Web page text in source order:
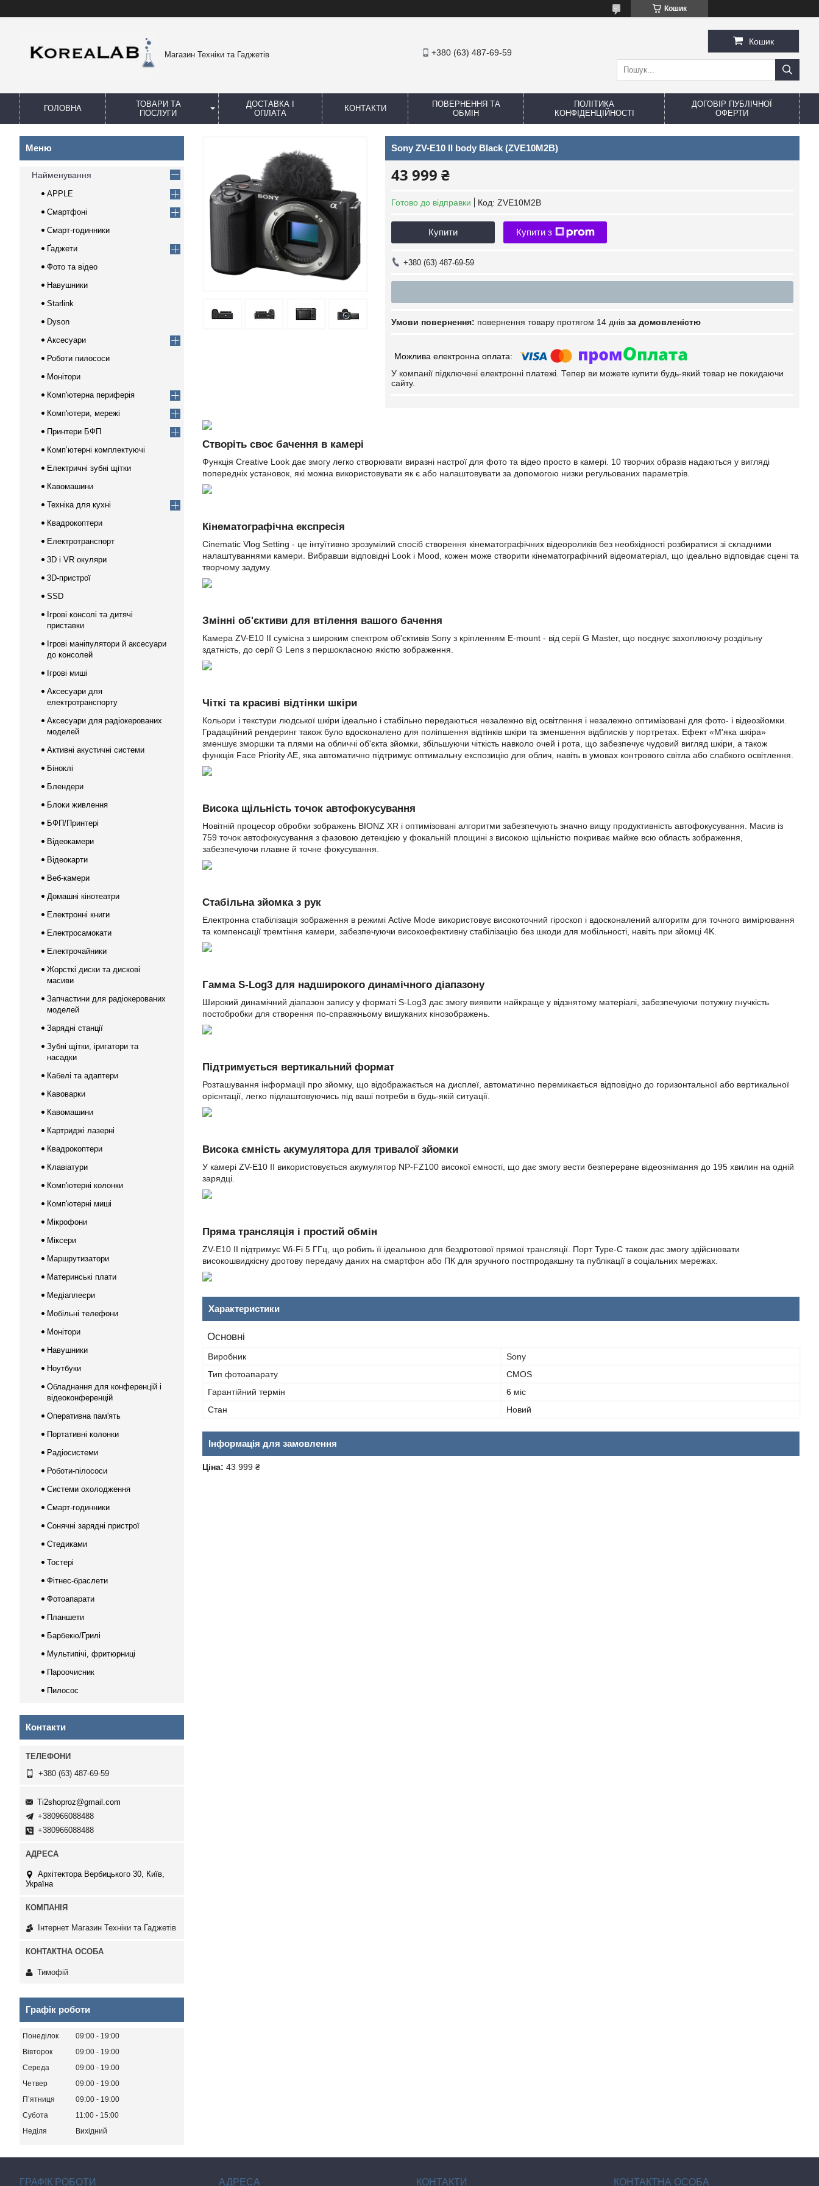
Кошик
Магазин Техніки та Гаджетів +380 (63) 487-69-59
Кошик
ГОЛОВНА
ТОВАРИ ТА
ПОСЛУГИ
ДОСТАВКА І
ОПЛАТА
КОНТАКТИ
ПОВЕРНЕННЯ ТА
ОБМІН
ПОЛІТИКА
КОНФІДЕНЦІЙНОСТІ
ДОГОВІР ПУБЛІЧНОЇ
ОФЕРТИ
Sony ZV-E10 II body Black (ZVE10M2B)
43 999 ₴
Готово до відправки Код: ZVE10M2B
Купити Купити з
+380 (63) 487-69-59
повернення товару протягом 14 днів за домовленістю
У компанії підключені електронні платежі. Тепер ви можете купити будь-який товар не покидаючи
сайту.
Створіть своє бачення в камері
Функція Creative Look дає змогу легко створювати виразні настрої для фото та відео просто в камері. 10 творчих образів надаються у вигляді
попередніх установок, які можна використовувати як є або налаштовувати за допомогою низки регульованих параметрів.
Кінематографічна експресія
Cinematic Vlog Setting - це інтуїтивно зрозумілий спосіб створення кінематографічних відеороликів без необхідності розбиратися зі складними
налаштуваннями камери. Вибравши відповідні Look і Mood, кожен може створити кінематографічний відеоматеріал, що ідеально відповідає сцені та
творчому задуму.
Змінні об'єктиви для втілення вашого бачення
Камера ZV-E10 II сумісна з широким спектром об'єктивів Sony з кріпленням E-mount - від серії G Master, що поєднує захоплюючу роздільну
здатність, до серії G Lens з першокласною якістю зображення.
Чіткі та красиві відтінки шкіри
Кольори і текстури людської шкіри ідеально і стабільно передаються незалежно від освітлення і незалежно оптимізовані для фото- і відеозйомки.
Градаційний рендеринг також було вдосконалено для поліпшення відтінків шкіри та зменшення відблисків у портретах. Ефект «М'яка шкіра»
зменшує зморшки та плями на обличчі об'єкта зйомки, збільшуючи чіткість навколо очей і рота, що забезпечує чудовий вигляд шкіри, а також
функція Face Priority AE, яка автоматично підтримує оптимальну експозицію для облич, навіть в умовах контрового світла або слабкого освітлення.
Висока щільність точок автофокусування
Новітній процесор обробки зображень BIONZ XR і оптимізовані алгоритми забезпечують значно вищу продуктивність автофокусування. Масив із
759 точок автофокусування з фазовою детекцією у фокальній площині з високою щільністю покриває майже всю область зображення,
забезпечуючи плавне й точне фокусування.
Стабільна зйомка з рук
Електронна стабілізація зображення в режимі Active Mode використовує високоточний гіроскоп і вдосконалений алгоритм для точного вимірювання
та компенсації тремтіння камери, забезпечуючи високоефективну стабілізацію без шкоди для мобільності, навіть при зйомці 4K.
Гамма S-Log3 для надширокого динамічного діапазону
Широкий динамічний діапазон запису у форматі S-Log3 дає змогу виявити найкраще у відзнятому матеріалі, забезпечуючи потужну гнучкість
постобробки для створення по-справжньому вишуканих кінозображень.
Підтримується вертикальний формат
Розташування інформації про зйомку, що відображається на дисплеї, автоматично перемикається відповідно до горизонтальної або вертикальної
орієнтації, легко підлаштовуючись під ваші потреби в будь-якій ситуації.
Висока ємність акумулятора для тривалої зйомки
У камері ZV-E10 II використовується акумулятор NP-FZ100 високої ємності, що дає змогу вести безперервне відеознімання до 195 хвилин на одній
зарядці.
Пряма трансляція і простий обмін
ZV-E10 II підтримує Wi-Fi 5 ГГц, що робить її ідеальною для бездротової прямої трансляції. Порт Type-C також дає змогу здійснювати
високошвидкісну дротову передачу даних на смартфон або ПК для зручного постпродакшну та публікації в соціальних мережах.
Характеристики
Основні
Виробник
Sony
Тип фотоапарату
CMOS
Гарантійний термін
6 міс
Стан
Новий
Інформація для замовлення
Ціна: 43 999 ₴
Найменування
APPLE
Смартфоні
Смарт-годинники
Ґаджети
Фото та відео
Навушники
Starlink
Dyson
Аксесуари
Роботи пилососи
Монітори
Комп'ютерна периферія
Комп'ютери, мережі
Принтери БФП
Компʼютерні комплектуючі
Електричні зубні щітки
Кавомашини
Техніка для кухні
Квадрокоптери
Електротранспорт
3D і VR окуляри
3D-пристрої
SSD
Ігрові консолі та дитячі
приставки
Ігрові маніпулятори й аксесуари
до консолей
Ігрові миші
Аксесуари для
електротранспорту
Аксесуари для радіокерованих
моделей
Активні акустичні системи
Біноклі
Блендери
Блоки живлення
БФП/Принтері
Відеокамери
Відеокарти
Веб-камери
Домашні кінотеатри
Електронні книги
Електросамокати
Електрочайники
Жорсткі диски та дискові
масиви
Запчастини для радіокерованих
моделей
Зарядні станції
Зубні щітки, іригатори та
насадки
Кабелі та адаптери
Кавоварки
Кавомашини
Картриджі лазерні
Квадрокоптери
Клавіатури
Комп'ютерні колонки
Комп'ютерні миші
Мікрофони
Міксери
Маршрутизатори
Материнські плати
Медіаплеєри
Мобільні телефони
Монітори
Навушники
Ноутбуки
Обладнання для конференцій і
відеоконференцій
Оперативна пам'ять
Портативні колонки
Радіосистеми
Роботи-пілососи
Системи охолодження
Смарт-годинники
Сонячні зарядні пристрої
Стедиками
Тостері
Фітнес-браслети
Фотоапарати
Планшети
Барбекю/Грилі
Мультипічі, фритюрниці
Пароочисник
Пилосос
Контакти
+380 (63) 487-69-59
Ti2shoproz@gmail.com
+380966088488
+380966088488
Архітектора Вербицького 30, Київ,
Україна
Інтернет Магазин Техніки та Гаджетів
Тимофій
Графік роботи
Понеділок 09:00
19:00
Вівторок
09:00
19:00
Середа
09:00
19:00
Четвер
09:00
19:00
Пʼятниця
09:00
19:00
Субота
11:00
15:00
Неділя
Вихідний
ГРАФІК РОБОТИ